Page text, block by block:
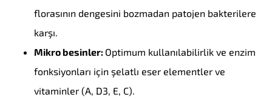
florasının dengesini bozmadan patojen bakterilere
karşı.
Mikro besinler: Optimum kullanılabilirlik ve enzim
fonksiyonları için şelatlı eser elementler ve
vitaminler (A, D3, E, C).